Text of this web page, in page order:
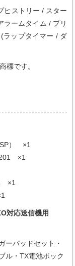
ヒストリー / スター
ラームタイム / プリ
ラップタイマー / ダ
標です。
SP） ×1
201 ×1
×1
対応送信機用
ーパッドセット・
ル・TX電池ボック